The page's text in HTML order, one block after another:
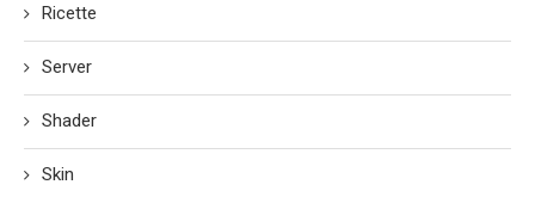
Ricette
Server
Shader
Skin